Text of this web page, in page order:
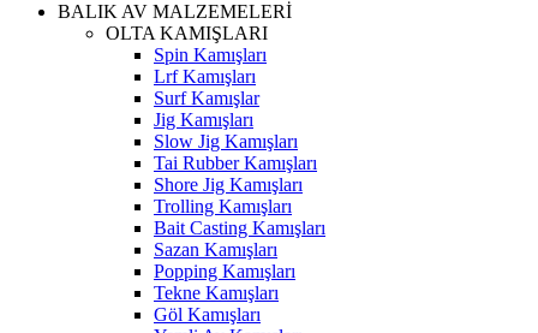
BALIK AV MALZEMELERİ
OLTA KAMIŞLARI
Spin Kamışları
Lrf Kamışları
Surf Kamışlar
Jig Kamışları
Slow Jig Kamışları
Tai Rubber Kamışları
Shore Jig Kamışları
Trolling Kamışları
Bait Casting Kamışları
Sazan Kamışları
Popping Kamışları
Tekne Kamışları
Göl Kamışları